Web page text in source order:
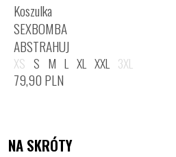
Koszulka
SEXBOMBA
ABSTRAHUJ
XS S M L XL XXL 3XL
79,90 PLN
NA SKRÓTY